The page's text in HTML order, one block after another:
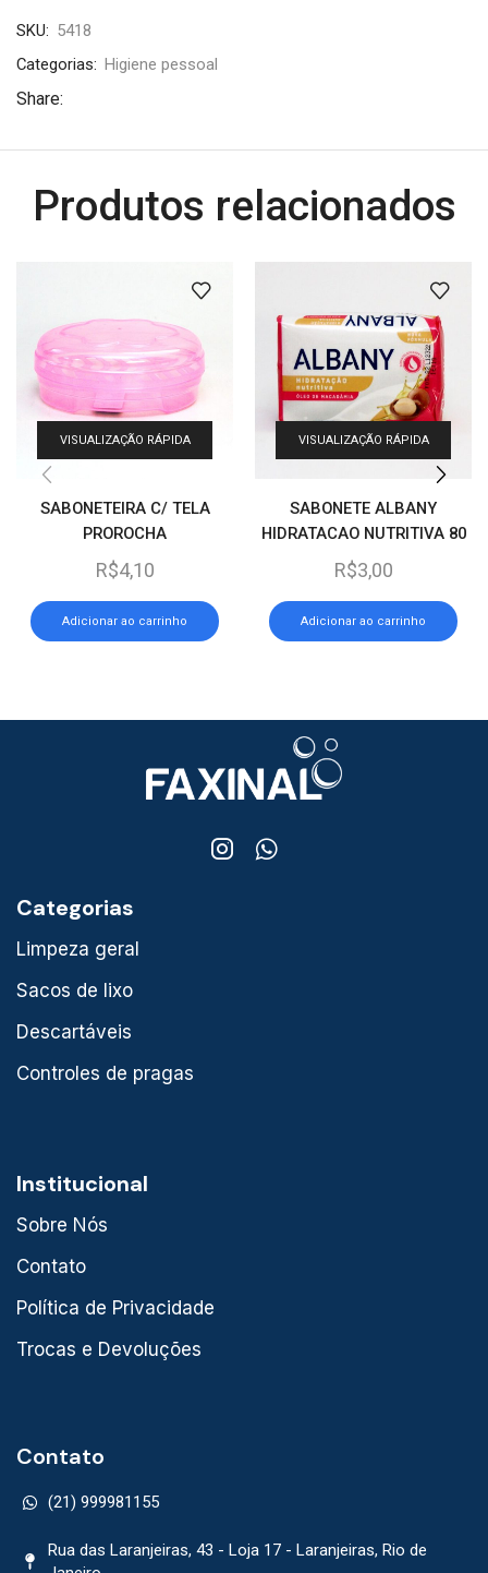
SKU: 5418
Categorias: Higiene pessoal
Share:
Produtos relacionados
VISUALIZAÇÃO RÁPIDA
SABONETEIRA C/ TELA
PROROCHA
R$4,10
Adicionar ao carrinho
VISUALIZAÇÃO RÁPIDA
SABONETE ALBANY
HIDRATACAO NUTRITIVA 80
G.
R$3,00
Adicionar ao carrinho
Categorias
Limpeza geral
Sacos de lixo
Descartáveis
Controles de pragas
Institucional
Sobre Nós
Contato
Política de Privacidade
Trocas e Devoluções
Contato
(21) 999981155
Rua das Laranjeiras, 43 - Loja 17 - Laranjeiras, Rio de